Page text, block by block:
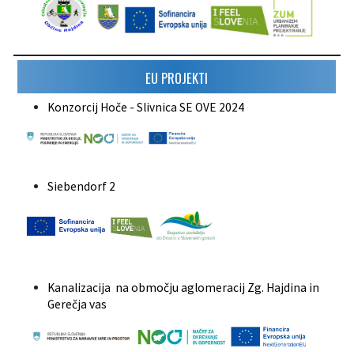
EU PROJEKTI
Konzorcij Hoče - Slivnica SE OVE 2024
Siebendorf 2
Kanalizacija na območju aglomeracij Zg. Hajdina in
Gerečja vas